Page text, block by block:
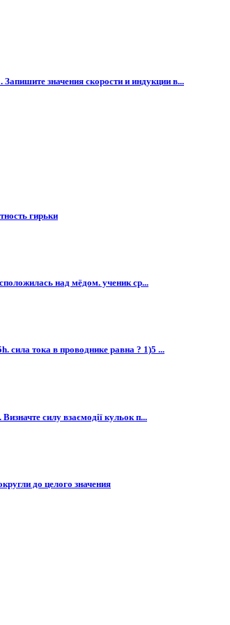
значения скорости и индукции в...
гирьки
над мёдом. ученик ср...
сила тока в проводнике равна ? 1)5 ...
силу взаємодії кульок п...
до целого значения​